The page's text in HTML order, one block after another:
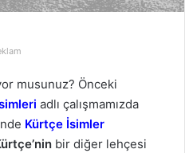
musunuz? Önceki
adlı çalışmamızda
Kürtçe İsimler
bir diğer lehçesi